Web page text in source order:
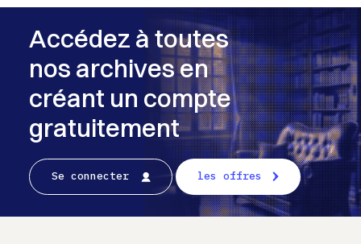
Accédez à toutes
nos archives en
créant un compte
gratuitement
Se connecter les offres